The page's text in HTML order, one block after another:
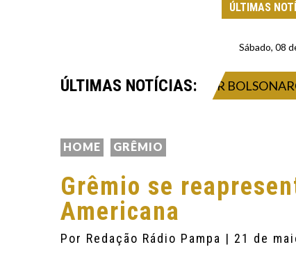
ÚLTIMAS
Sábado, 08
ÚLTIMAS NOTÍCIAS:
PROÍBE OS FILHOS DE JAIR BOLSONARO DE
HOME GRÊMIO
Grêmio se
Americana
Por Redação Rádio Pampa | 21 de